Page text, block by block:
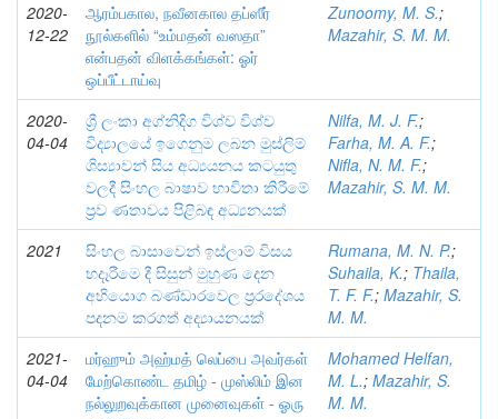
2020-
12-22
ஆரம்பகால, நவீனகால தப்ஸீர்
நூல்களில் “உம்மதன் வஸதா”
என்பதன் விளக்கங்கள்: ஓர்
ஒப்பீட்டாய்வு
Zunoomy, M. S.;
Mazahir, S. M. M.
2020-
04-04
ශ්‍රී ලංකා අග්නිදිග විශ්ව විශ්ව
විද්‍යාලයේ ඉගෙනුම ලබන මුස්ලිම්
ශිස්‍යාවන් සිය අධ්‍යයනය කටයුතු
වලදී සිංහල බාෂාව භාවිතා කිරීමේ
ප්‍රව ණතාවය පිළිබඳ අධ්‍යනයක්
Nilfa, M. J. F.;
Farha, M. A. F.;
Nifla, N. M. F.;
Mazahir, S. M. M.
2021
සිංහල බාසාවෙන් ඉස්ලාම් විසය
භදෑරීමෙ දී සිසුන් මුහුණ දෙන
අභියොග බණ්ඩාරවෙල ප්‍රරදේශය
පදනම කරගත් අද්‍යායනයක්
Rumana, M. N. P.;
Suhaila, K.; Thaila,
T. F. F.; Mazahir, S.
M. M.
2021-
04-04
மர்ஹும் அஹ்மத் லெப்பை அவர்கள்
மேற்கொண்ட தமிழ் - முஸ்லிம் இன
நல்லுறவுக்கான முனைவுகள் - ஓரு
Mohamed Helfan,
M. L.; Mazahir, S.
M. M.